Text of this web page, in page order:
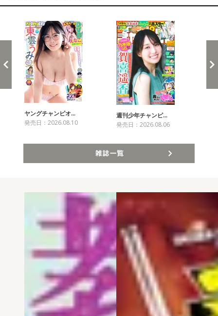
ヤングチャンピオ…
発売日：2026.08.10
週刊少年チャンピ…
発売日：2026.08.06